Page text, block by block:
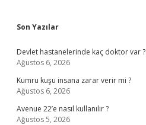
Sidebar
Son Yazılar
Devlet hastanelerinde kaç doktor var ?
Ağustos 6, 2026
Kumru kuşu insana zarar verir mi ?
Ağustos 6, 2026
Avenue 22’e nasıl kullanılır ?
Ağustos 5, 2026